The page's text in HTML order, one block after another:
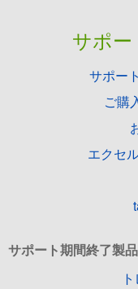
サポ
サポー
ご購
エクセ
サポート期間終了製品